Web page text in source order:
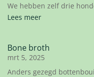
We hebben zelf drie
Lees meer
Bone broth
mrt 5, 2025
Anders gezegd